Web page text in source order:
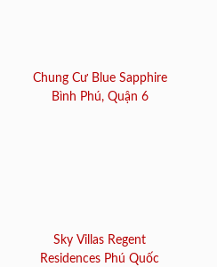
Chung Cư Blue Sapphire
Bình Phú, Quận 6
Sky Villas Regent
Residences Phú Quốc